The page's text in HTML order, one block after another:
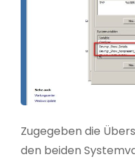
Zugegeben die
den beiden